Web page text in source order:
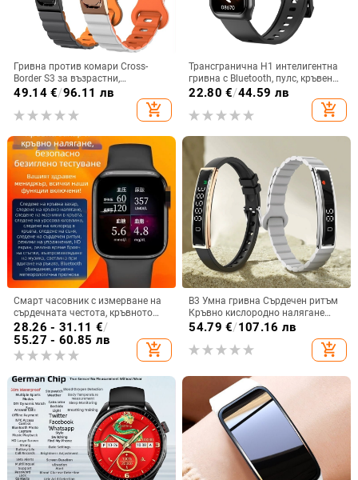
Гривна против комари Cross-
Border S3 за възрастни,
мониторинг на здравето на
ароматерапевтични таблетки за
мултиспортен режим
49.14€/96.11 лв
add_shopping_cart
Трансгранична H1 интелигентна
гривна с Bluetooth, пулс, кръвен
кислород, мониторинг на
здравето, броене на стъпки,
напомняне за обаждания
22.80 €/44.59 лв
add_shopping_cart
Смарт часовник с измерване на
сърдечната честота, кръвното
налягане и сатурацията на
кислорода в кръвта, Bluetooth
разговори, следене на съня –
съвместим с iOS
28.26 - 31.11 €/
55.27 - 60.85 лв
add_shopping_cart
B3 Умна гривна Сърдечен ритъм
Кръвно кислородно налягане
Сън Педометър Спорт Женско
54.79 €/107.16 лв
add_shopping_cart